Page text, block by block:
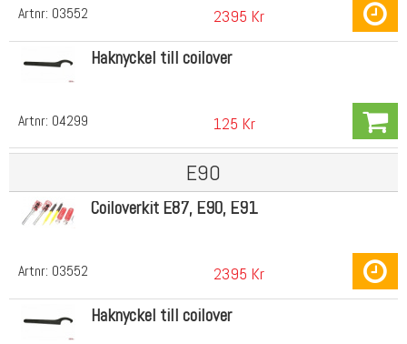
Artnr: 03552 2395 Kr
Artnr: 04299
Haknyckel till coilover
125 Kr
E90
Artnr: 03552
Coiloverkit E87, E90, E91
2395 Kr
Haknyckel till coilover